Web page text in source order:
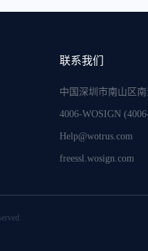
联系我们
中国深圳市南山区
4006-WOSIGN
Help@wotrus.com
freessl.wosign.com